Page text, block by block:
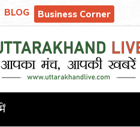
BLOG Business Corner